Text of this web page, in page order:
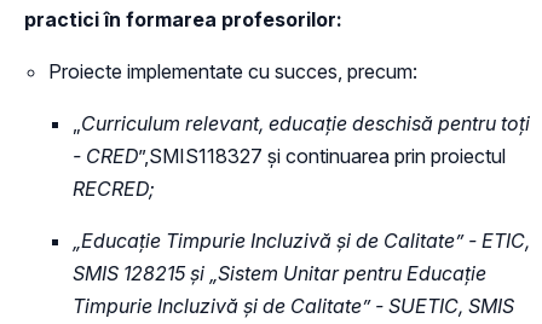
practici în formarea profesorilor:
Proiecte implementate cu succes, precum:
Curriculum relevant, educație deschisă pentru toți
- CRED”,SMIS118327 și continuarea prin proiectul
RECRED;
Educație Timpurie Incluzivă și de Calitate” - ETIC,
SMIS 128215 și „ Sistem Unitar pentru Educație
Timpurie Incluzivă și de Calitate” - SUETIC, SMIS